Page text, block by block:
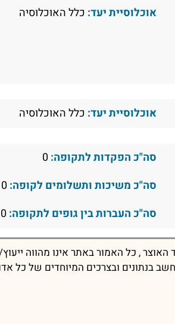
אוכלוסיית יעד: כלל האוכלוסיה
אוכלוסיית יעד: כלל האוכלוסיה
סה"כ הפקדות לתקופה:0
סה"כ משיכות ותשלומים לקופה:0
סה"כ העברות בין גופים לתקופה:0
, כל האמור באתר אינו מהווה
בנתונים ובצרכים המיוחדים של כל